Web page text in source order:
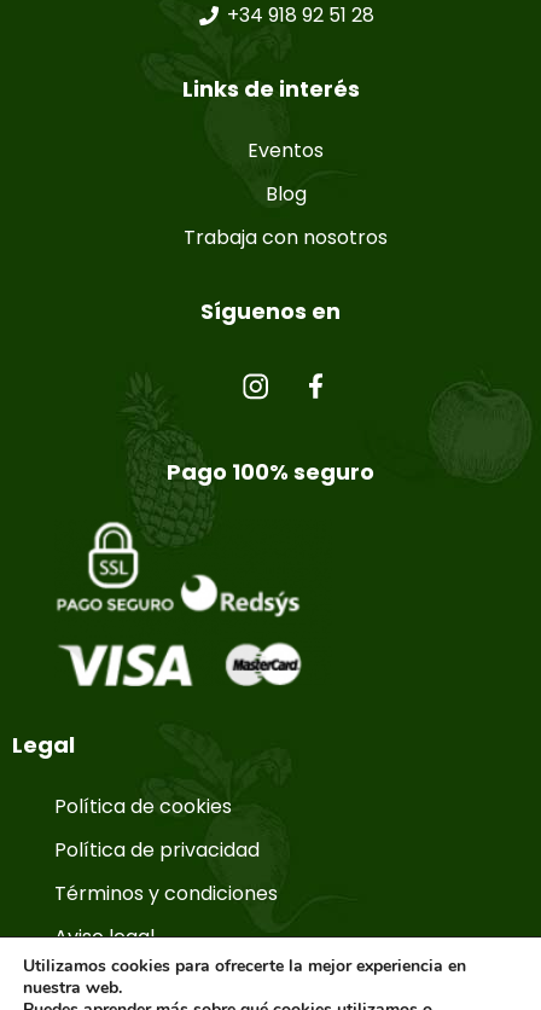
+34 918 92 51 28
Links de interés
Eventos
Blog
Trabaja con nosotros
Síguenos en
Pago 100% seguro
Legal
Política de cookies
Política de privacidad
Términos y condiciones
Aviso legal
Utilizamos cookies para ofrecerte la mejor experiencia en
nuestra web.